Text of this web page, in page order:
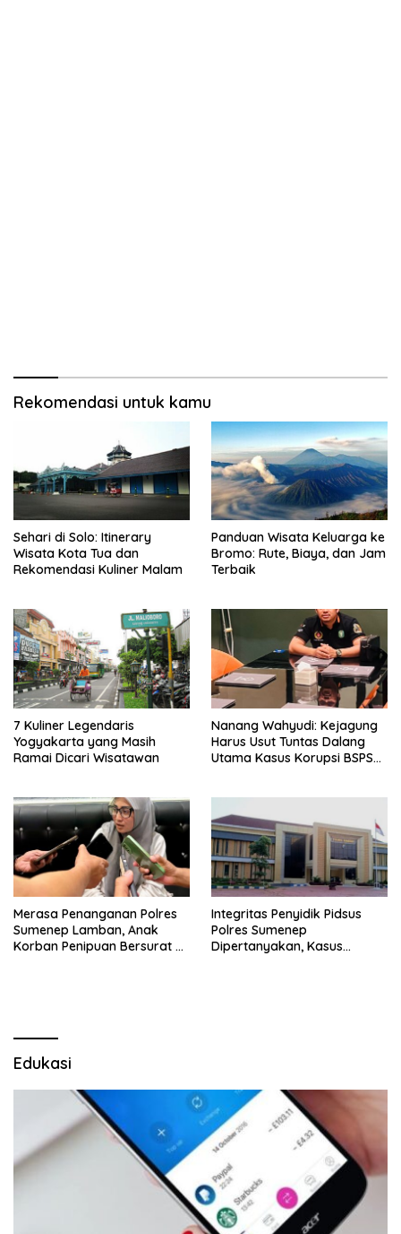
Rekomendasi untuk kamu
Sehari di Solo: Itinerary
Wisata Kota Tua dan
Rekomendasi Kuliner Malam
Panduan Wisata Keluarga ke
Bromo: Rute, Biaya, dan Jam
Terbaik
7 Kuliner Legendaris
Yogyakarta yang Masih
Ramai Dicari Wisatawan
Nanang Wahyudi: Kejagung
Harus Usut Tuntas Dalang
Utama Kasus Korupsi BSPS
Merasa Penanganan Polres
Sumenep Lamban, Anak
Korban Penipuan Bersurat ke
Integritas Penyidik Pidsus
Polres Sumenep
Dipertanyakan, Kasus
Edukasi